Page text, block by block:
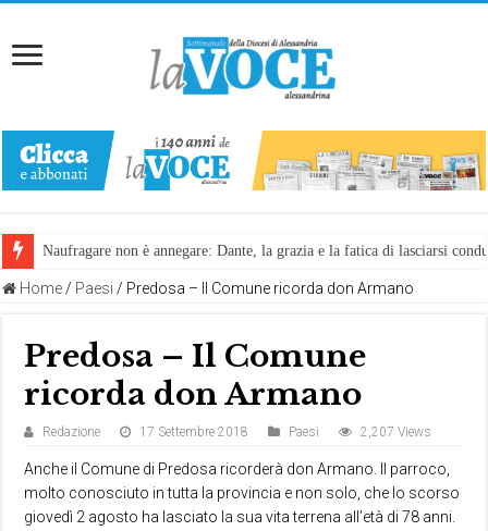
Naufragare non è annegare: Dante, la grazia e la fatica di lasciarsi
Home / Paesi / Predosa – Il Comune ricorda don Armano
Predosa – Il Comune
ricorda don Armano
Redazione 17 Settembre 2018 Paesi 2,207 Views
Anche il Comune di Predosa ricorderà don Armano. Il parroco,
molto conosciuto in tutta la provincia e non solo, che lo scorso
giovedì 2 agosto ha lasciato la sua vita terrena all’età di 78 anni.